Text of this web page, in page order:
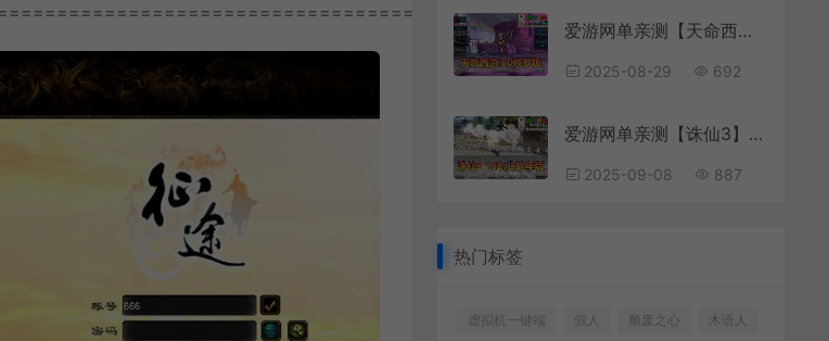
爱游网单亲测【天命西游】80级佛国修罗端单机虚拟机一键端GM工具 命令 代码 视频安装教学+win手工端文本教学
2025-08-29 692
爱游网单亲测【诛仙3】蛇年新版单机18职业 百万龙 五代河阳 仿官设定 新增大量时装武器 带GM工具 虚拟机一键端视频安装教学+手工端文本教学
2025-09-08 887
热门标签
虚拟机一键端 假人 颓废之心 木语人